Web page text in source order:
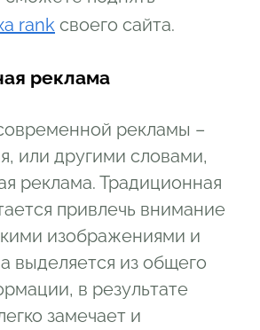
rank своего сайта.
реклама
рекламы –
или другими словами,
реклама. Традиционная
привлечь внимание
изображениями и
выделяется из общего
в результате
замечает и